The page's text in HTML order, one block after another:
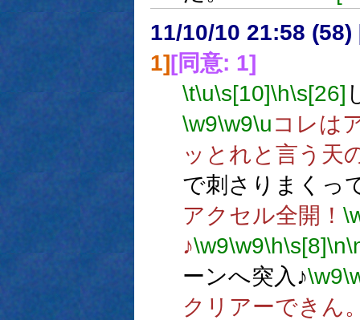
11/10/10 21:58 (58)
1][同意: 1]
\t\u\s[10]\h\s[26]
\w9\w9\uコレは
ッとれと言う天
で刺さりまくっ
アクセル全開！
♪\w9\w9\h\s[8]\n
ーンへ突入♪\w9
クリアーできん